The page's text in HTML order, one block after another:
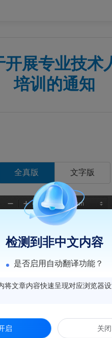
展专业技术
培训的通知
全真版 文字版
检测到非中文内容
是否启用自动翻译功能？
将文章内容快速呈现对应浏览器
启 关闭